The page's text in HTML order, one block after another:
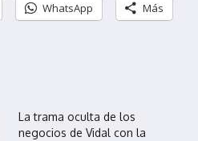
WhatsApp Más
La trama oculta de los
negocios de Vidal con la